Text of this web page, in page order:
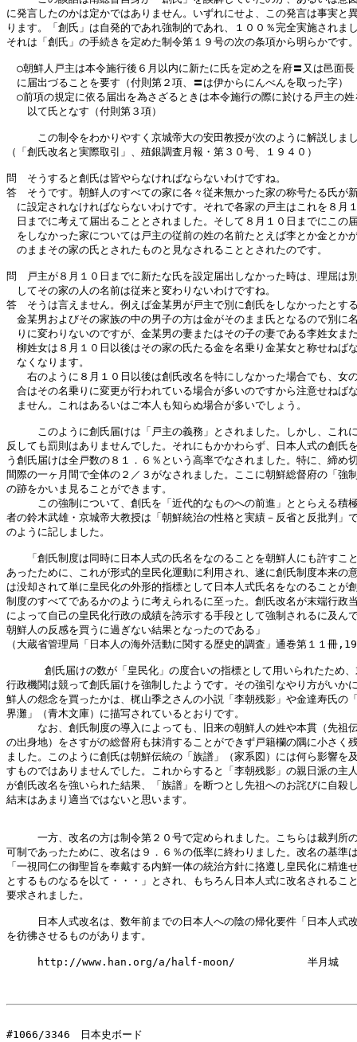
に発言したのかは定かではありません。いずれにせよ、この発言は事実と
ります。「創氏」は自発的であれ強制的であれ、１００％完全実施されま
それは「創氏」の手続きを定めた制令第１９号の次の条項から明らかです
○朝鮮人戸主は本令施行後６月以内に新たに氏を定め之を府〓又は邑面
に届出づることを要す（付則第２項、〓は伊からにんべんを取った字）
○前項の規定に依る届出を為さざるときは本令施行の際に於ける戸主の姓
以て氏となす（付則第３項）
この制令をわかりやすく京城帝大の安田教授が次のように解説しま
（「創氏改名と実際取引」、殖銀調査月報・第３０号、１９４０）
問　そうすると創氏は皆やらなければならないわけですね。
答　そうです。朝鮮人のすべての家に各々従来無かった家の称号たる氏が
に設定されなければならないわけです。それで各家の戸主はこれを８月
日までに考えて届出ることとされました。そして８月１０日までにこの
をしなかった家については戸主の従前の姓の名前たとえば李とか金とか
のままその家の氏とされたものと見なされることとされたのです。
問　戸主が８月１０日までに新たな氏を設定届出しなかった時は、理屈は
してその家の人の名前は従来と変わりないわけですね。
答　そうは言えません。例えば金某男が戸主で別に創氏をしなかったとす
金某男およびその家族の中の男子の方は金がそのまま氏となるので別に
りに変わりないのですが、金某男の妻またはその子の妻である李姓女ま
柳姓女は８月１０日以後はその家の氏たる金を名乗り金某女と称せねば
なくなります。
右のように８月１０日以後は創氏改名を特にしなかった場合でも、女
合はその名乗りに変更が行われている場合が多いのですから注意せねば
ません。これはあるいはご本人も知らぬ場合が多いでしょう。
このように創氏届けは「戸主の義務」とされました。しかし、これ
反しても罰則はありませんでした。それにもかかわらず、日本人式の創氏
う創氏届けは全戸数の８１．６％という高率でなされました。特に、締め
間際の一ヶ月間で全体の２／３がなされました。ここに朝鮮総督府の「強
の跡をかいま見ることができます。
この強制について、創氏を「近代的なものへの前進」ととらえる積
者の鈴木武雄・京城帝大教授は「朝鮮統治の性格と実績－反省と反批判」
のように記しました。
「創氏制度は同時に日本人式の氏名をなのることを朝鮮人にも許すこ
あったために、これが形式的皇民化運動に利用され、遂に創氏制度本来の
は没却されて単に皇民化の外形的指標として日本人式氏名をなのることが
制度のすべてであるかのように考えられるに至った。創氏改名が末端行政
によって自己の皇民化行政の成績を誇示する手段として強制されるに及ん
朝鮮人の反感を買うに過ぎない結果となったのである」
（大蔵省管理局「日本人の海外活動に関する歴史的調査」通巻第１１冊
創氏届けの数が「皇民化」の度合いの指標として用いられたため
行政機関は競って創氏届けを強制したようです。その強引なやり方がいか
鮮人の怨念を買ったかは、梶山季之さんの小説「李朝残影」や金達寿氏の
界灘」（青木文庫）に描写されているとおりです。
なお、創氏制度の導入によっても、旧来の朝鮮人の姓や本貫（先祖
の出身地）をさすがの総督府も抹消することができず戸籍欄の隅に小さく
ました。このように創氏は朝鮮伝統の「族譜」（家系図）には何ら影響を
すものではありませんでした。これからすると「李朝残影」の親日派の主
が創氏改名を強いられた結果、「族譜」を断つとし先祖へのお詫びに自殺
結末はあまり適当ではないと思います。
一方、改名の方は制令第２０号で定められました。こちらは裁判所
可制であったために、改名は９．６％の低率に終わりました。改名の基準
「一視同仁の御聖旨を奉戴する内鮮一体の統治方針に挌遵し皇民化に精進
とするものなるを以て・・・」とされ、もちろん日本人式に改名されるこ
要求されました。
日本人式改名は、数年前までの日本人への陰の帰化要件「日本人式
を彷彿させるものがあります。
http://www.han.org/a/half-moon/　　　　　　　半月城
#1066/3346　日本史ボード